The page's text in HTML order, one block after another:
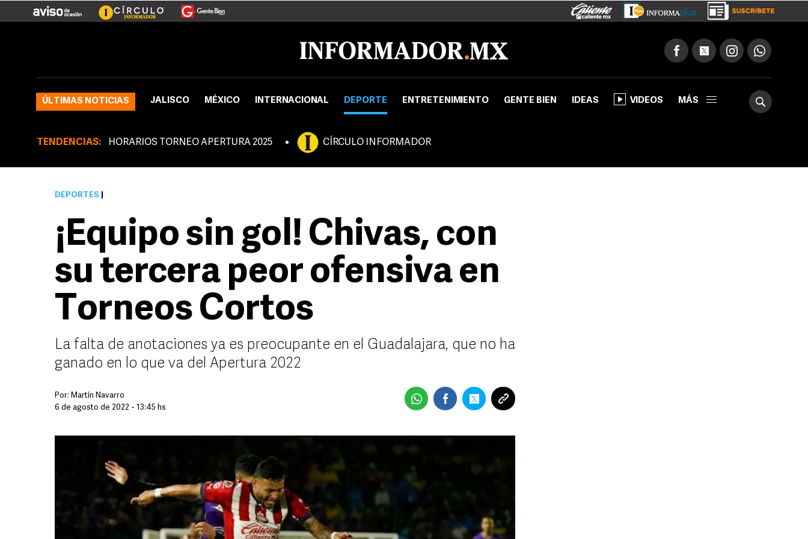
ÚLTIMAS NOTICIAS JALISCO MÉXICO INTERNACIONAL DEPORTE ENTRETENIMIENTO GENTE BIEN IDEAS VIDEOS MÁS
TENDENCIAS: HORARIOS TORNEO APERTURA 2025 CÍRCULO INFORMADOR
DEPORTES
¡Equipo sin gol! Chivas, con
su tercera peor ofensiva en
Torneos Cortos
La falta de anotaciones ya es preocupante en el Guadalajara, que no ha
ganado en lo que va del Apertura 2022
Por: Martín Navarro
6 de agosto de 2022 - 13:45 hs